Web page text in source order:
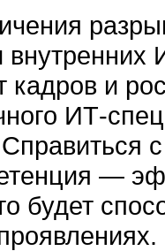
кадров и
ИТ-
—
будет